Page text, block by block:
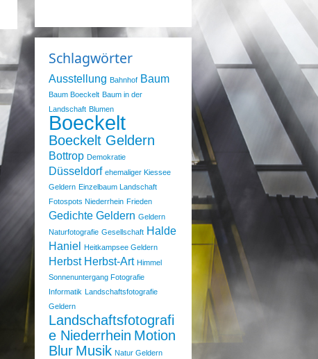
Schlagwörter
Ausstellung Bahnhof Baum
Baum Boeckelt Baum in der
Landschaft Blumen
Boeckelt
Boeckelt Geldern
Bottrop Demokratie
Düsseldorf ehemaliger Kiessee
Geldern Einzelbaum Landschaft
Fotospots Niederrhein Frieden
Gedichte Geldern Geldern
Naturfotografie Gesellschaft Halde
Haniel Heitkampsee Geldern
Herbst Herbst-Art Himmel
Sonnenuntergang Fotografie
Informatik Landschaftsfotografie
Geldern
Landschaftsfotografi
e Niederrhein Motion
Blur Musik Natur Geldern